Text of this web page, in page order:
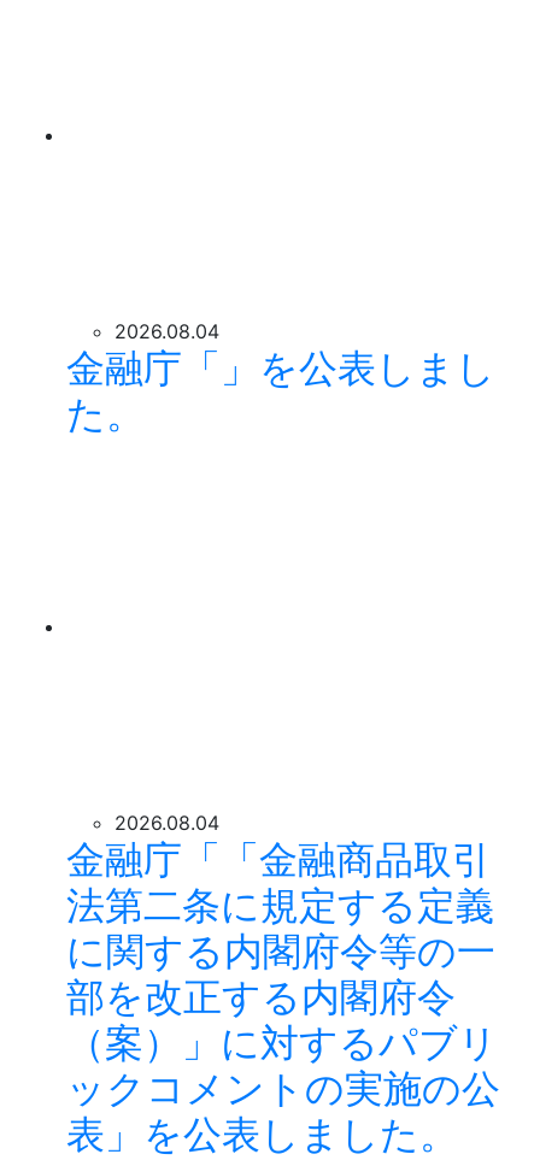
2026.08.04
金融庁「」を公表しまし
た。
2026.08.04
金融庁「「金融商品取引
法第二条に規定する定義
に関する内閣府令等の一
部を改正する内閣府令
（案）」に対するパブリ
ックコメントの実施の公
表」を公表しました。